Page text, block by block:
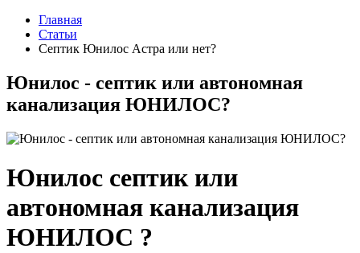
Главная
Статьи
Септик Юнилос Астра или нет?
Юнилос - септик или автономная
канализация ЮНИЛОС?
Юнилос септик или
автономная канализация
ЮНИЛОС ?